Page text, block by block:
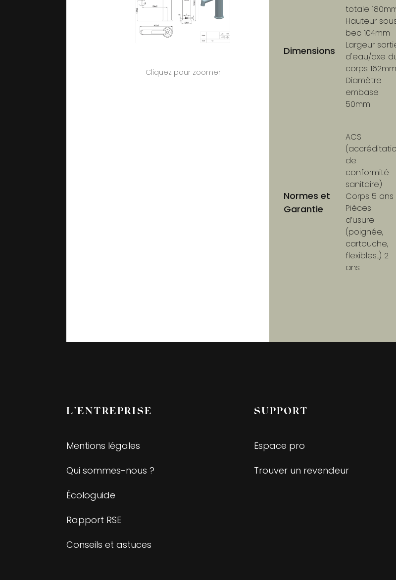
Cliquez pour zoomer
Dimensions
totale
Hauteur
bec 104mm
Largeur
d'eau/axe
corps 162mm
Diamètre
embase
50mm
Normes et
Garantie
ACS
de
conformité
sanitaire)
Corps 5 ans
Pièces
d’usure
(poignée,
cartouche,
flexibles..) 2
ans
L’ENTREPRISE
Mentions légales
Qui sommes-nous ?
Écologuide
Rapport RSE
Conseils et astuces
SUPPORT
Espace pro
Trouver un revendeur